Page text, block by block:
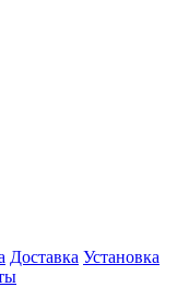
Доставка Установка